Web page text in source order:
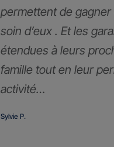
permettent de
soin d’eux . Et les
étendues à leurs
famille tout en leur
activité…
Sylvie P.